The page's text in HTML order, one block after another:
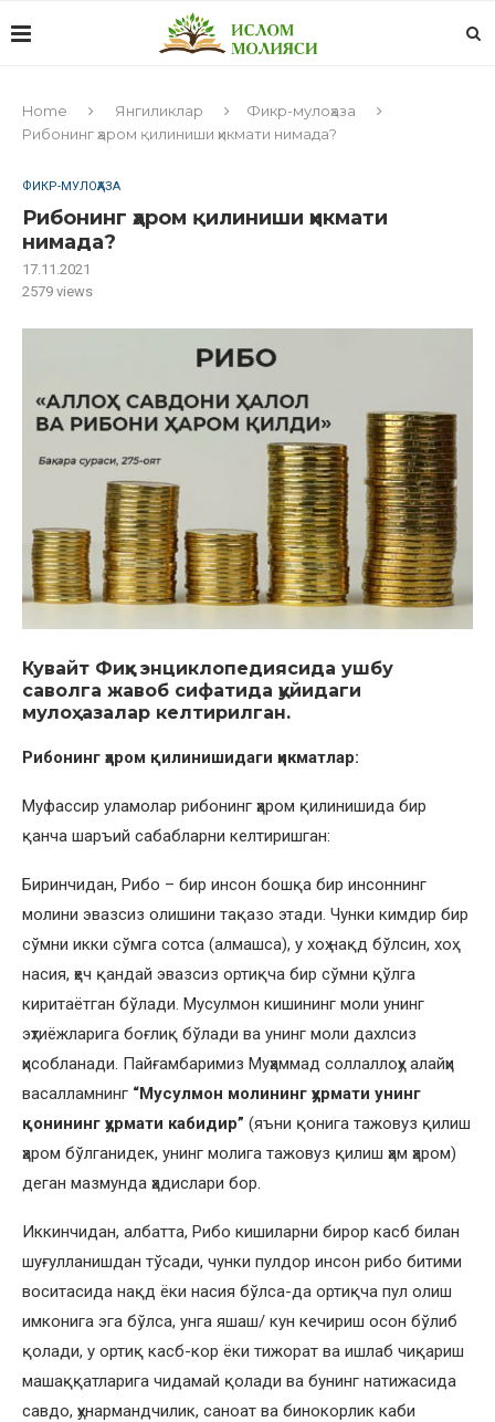
Home Янгиликлар
Фикр-мулоҳаза
Рибонинг ҳаром қилиниши ҳикмати нимада?
ФИКР-МУЛОҲАЗА
Рибонинг ҳаром қилиниши ҳикмати
нимада?
17.11.2021
2579 views
Кувайт Фиқҳ энциклопедиясида ушбу
саволга жавоб сифатида қуйидаги
мулоҳазалар келтирилган.
Рибонинг ҳаром қилинишидаги ҳикматлар:
Муфассир уламолар рибонинг ҳаром қилинишида бир
қанча шаръий сабабларни келтиришган:
Биринчидан, Рибо – бир инсон бошқа бир инсоннинг
молини эвазсиз олишини тақазо этади. Чунки кимдир бир
сўмни икки сўмга сотса (алмашса), у хоҳ нақд бўлсин, хоҳ
насия, ҳеч қандай эвазсиз ортиқча бир сўмни қўлга
киритаётган бўлади. Мусулмон кишининг моли унинг
эҳтиёжларига боғлиқ бўлади ва унинг моли дахлсиз
ҳисобланади. Пайғамбаримиз Муҳаммад соллаллоҳу алайҳи
васалламнинг “Мусулмон молининг ҳурмати унинг
қонининг ҳурмати кабидир” (яъни қонига тажовуз қилиш
ҳаром бўлганидек, унинг молига тажовуз қилиш ҳам ҳаром)
деган мазмунда ҳадислари бор.
Иккинчидан, албатта, Рибо кишиларни бирор касб билан
шуғулланишдан тўсади, чунки пулдор инсон рибо битими
воситасида нақд ёки насия бўлса-да ортиқча пул олиш
имконига эга бўлса, унга яшаш/ кун кечириш осон бўлиб
қолади, у ортиқ касб-кор ёки тижорат ва ишлаб чиқариш
машаққатларига чидамай қолади ва бунинг натижасида
савдо, ҳунармандчилик, саноат ва бинокорлик каби